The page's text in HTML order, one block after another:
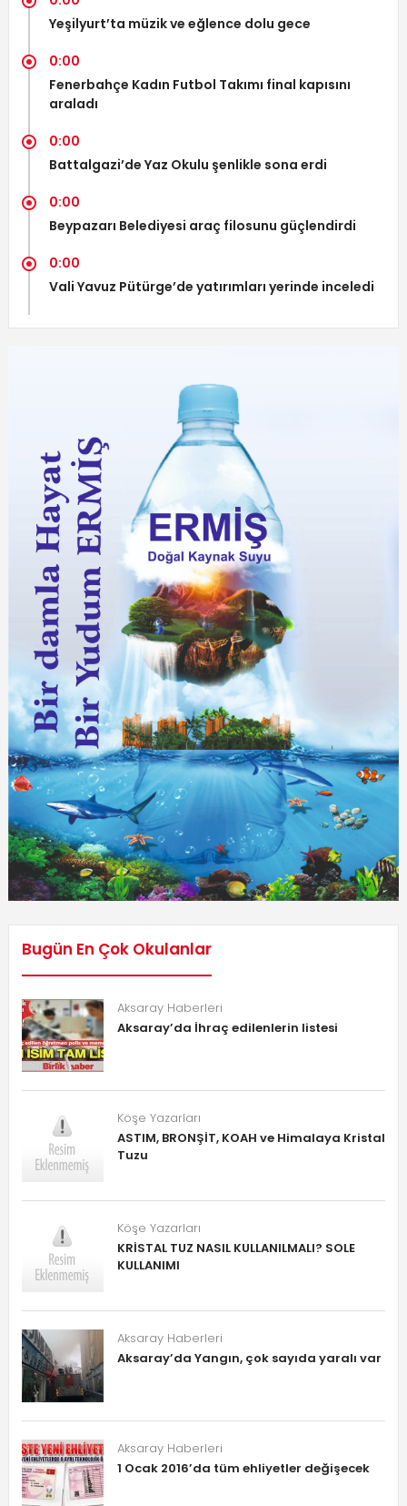
Yeşilyurt’ta müzik ve eğlence dolu gece
0:00
Fenerbahçe Kadın Futbol Takımı final kapısını
araladı
0:00
Battalgazi’de Yaz Okulu şenlikle sona erdi
0:00
Beypazarı Belediyesi araç filosunu güçlendirdi
0:00
Vali Yavuz Pütürge’de yatırımları yerinde inceledi
Bugün En Çok Okulanlar
Aksaray Haberleri
Aksaray’da İhraç edilenlerin listesi
Köşe Yazarları
ASTIM, BRONŞİT, KOAH ve Himalaya Kristal
Tuzu
Köşe Yazarları
KRİSTAL TUZ NASIL KULLANILMALI? SOLE
KULLANIMI
Aksaray Haberleri
Aksaray’da Yangın, çok sayıda yaralı var
Aksaray Haberleri
1 Ocak 2016’da tüm ehliyetler değişecek